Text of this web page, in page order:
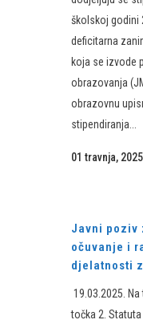
školskoj godini
deficitarna
koja se izvode
obrazovanja
obrazovnu
stipendiranja...
01 travnja, 2025
Javni poziv
očuvanje i
djelatnosti
19.03.2025. Na
točka 2.